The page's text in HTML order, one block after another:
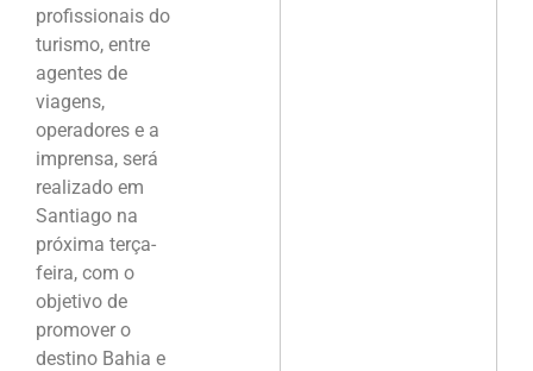
profissionais do
turismo, entre
agentes de
viagens,
operadores e a
imprensa, será
realizado em
Santiago na
próxima terça-
feira, com o
objetivo de
promover o
destino Bahia e